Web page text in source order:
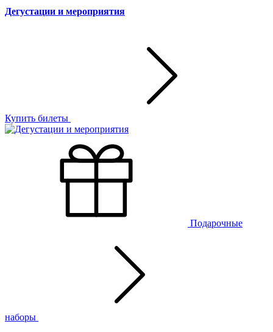
Дегустации и мероприятия
Купить билеты
Подарочные
наборы